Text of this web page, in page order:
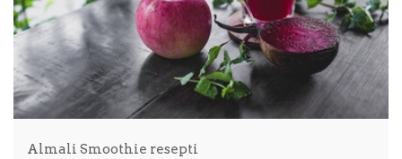
Almali Smoothie resepti